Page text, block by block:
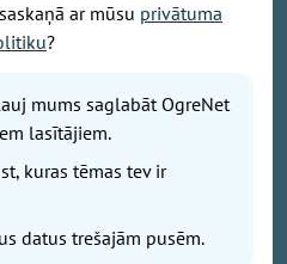
valstī saulains un sauss
palielināsies,
ar mūsu privātuma
?
mums saglabāt OgreNet
lasītājiem.
kuras tēmas tev ir
datus trešajām pusēm.